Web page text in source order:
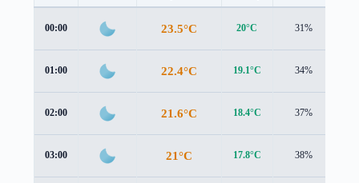
00:00 23.5°C 20°C 31%
01:00 22.4°C 19.1°C 34%
02:00 21.6°C 18.4°C 37%
03:00 21°C 17.8°C 38%